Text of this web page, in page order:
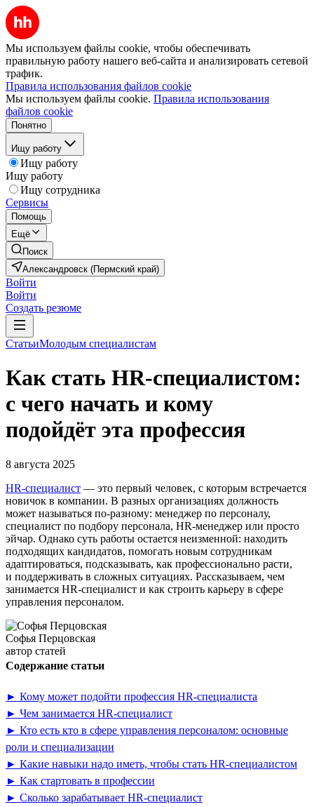
Мы используем файлы cookie, чтобы обеспечивать
правильную работу нашего веб-сайта и анализировать сетевой
трафик.
Правила использования файлов cookie
Мы используем файлы cookie. Правила использования
файлов cookie
Понятно
Ищу работу
Ищу работу
Ищу работу
Ищу сотрудника
Сервисы
Помощь
Ещё
Поиск
Александровск (Пермский край)
Войти
Войти
Создать резюме
СтатьиМолодым специалистам
Как стать HR-специалистом:
с чего начать и кому
подойдёт эта профессия
8 августа 2025
HR-специалист — это первый человек, с которым встречается
новичок в компании. В разных организациях должность
может называться по-разному: менеджер по персоналу,
специалист по подбору персонала, HR-менеджер или просто
эйчар. Однако суть работы остается неизменной: находить
подходящих кандидатов, помогать новым сотрудникам
адаптироваться, подсказывать, как профессионально расти,
и поддерживать в сложных ситуациях. Рассказываем, чем
занимается HR-специалист и как строить карьеру в сфере
управления персоналом.
Софья Перцовская
автор статей
Содержание статьи
► Кому может подойти профессия HR-специалиста
► Чем занимается HR-специалист
► Кто есть кто в сфере управления персоналом: основные
роли и специализации
► Какие навыки надо иметь, чтобы стать HR-специалистом
► Как стартовать в профессии
► Сколько зарабатывает HR-специалист